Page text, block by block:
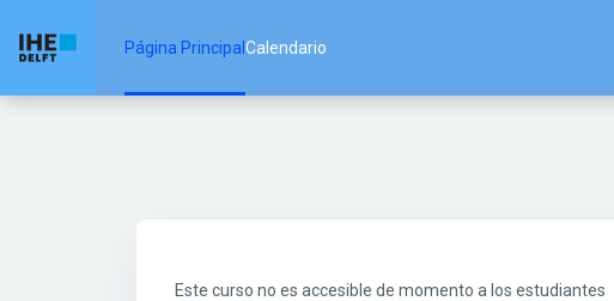
Página PrincipalCalendario
Este curso no es accesible de momento a los estudiantes